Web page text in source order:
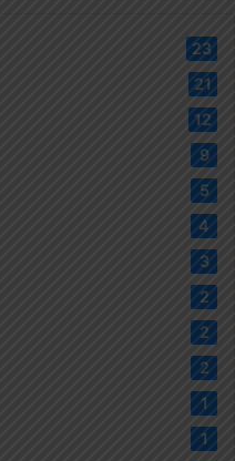
23
21
12
9
5
4
3
2
2
2
1
1